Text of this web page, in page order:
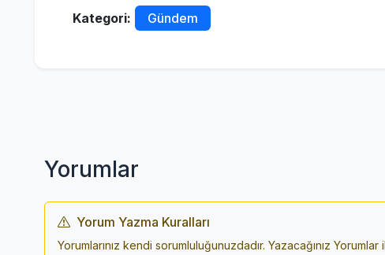
Kategori: Gündem
Yorumlar
Yorum Yazma Kuralları
Yorumlarınız kendi sorumluluğunuzdadır. Yazacağınız